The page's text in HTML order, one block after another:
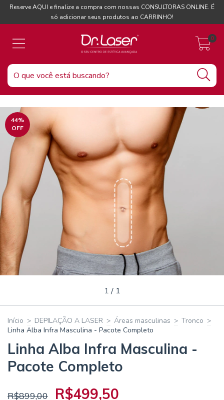
Reserve AQUI e finalize a compra com nossas CONSULTORAS ONLINE. É
só adicionar seus produtos ao CARRINHO!
0
44%
OFF
1 / 1
Início > DEPILAÇÃO A LASER > Áreas masculinas > Tronco >
Linha Alba Infra Masculina - Pacote Completo
Linha Alba Infra Masculina -
Pacote Completo
R$899,00 R$499,50